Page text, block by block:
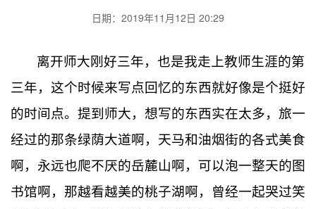
日期：2019年11月12日 20:29
离开师大刚好三年，也是我走上教师生涯的第
三年，这个时候来写点回忆的东西就好像是个挺好
的时间点。提到师大，想写的东西实在太多，旅一
经过的那条绿荫大道啊，天马和油烟街的各式美食
啊，永远也爬不厌的岳麓山啊，可以泡一整天的图
书馆啊，那越看越美的桃子湖啊，曾经一起哭过笑